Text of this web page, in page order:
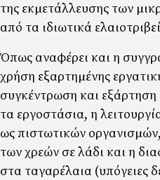
της εκµετάλλευσης των
από τα ιδιωτικά
Όπως αναφέρει και η
χρήση εξαρτηµένης
συγκέντρωση και
τα εργοστάσια, η
ως πιστωτικών
των χρεών σε λάδι και η
στα ταγαρέλαια (υπόγειες